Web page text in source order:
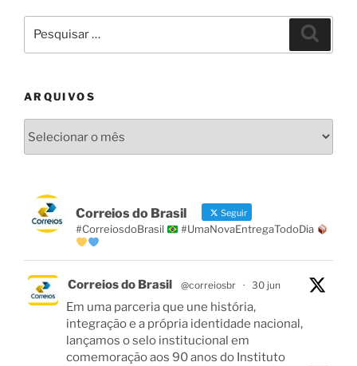
por:
ARQUIVOS
Correios do Brasil Seguir
#CorreiosdoBrasil #UmaNovaEntregaTodoDia
Correios do Brasil @correiosbr · 30 jun
Em uma parceria que une história,
integração e a própria identidade nacional,
lançamos o selo institucional em
comemoração aos 90 anos do Instituto